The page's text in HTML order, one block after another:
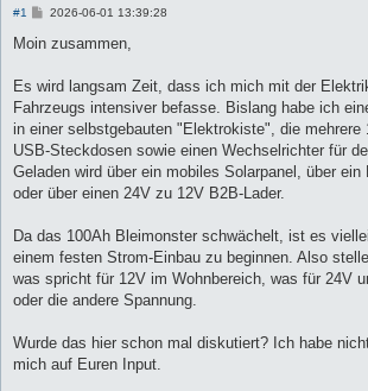
#1
B
i
a
2026-06-01 13:39:28
Moin zusammen,
Es wird langsam Zeit, dass ich mich mit der
Fahrzeugs intensiver befasse. Bislang habe ich
in einer selbstgebauten "Elektrokiste", die mehrere
USB-Steckdosen sowie einen Wechselrichter für
Geladen wird über ein mobiles Solarpanel, über ein
oder über einen 24V zu 12V B2B-Lader.
Da das 100Ah Bleimonster schwächelt, ist es
einem festen Strom-Einbau zu beginnen. Also
was spricht für 12V im Wohnbereich, was für 24V
oder die andere Spannung.
Wurde das hier schon mal diskutiert? Ich habe
mich auf Euren Input.